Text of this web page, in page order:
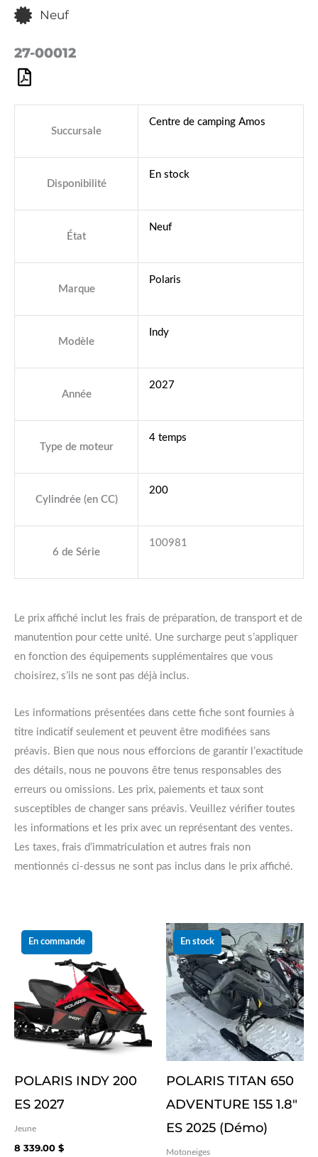
Neuf
27-00012
Succursale
Centre de camping Amos
Disponibilité
En stock
État
Neuf
Marque
Polaris
Modèle
Indy
Année
2027
Type de moteur
4 temps
Cylindrée (en CC)
200
6 de Série
100981
Le prix affiché inclut les frais de préparation, de transport et de
manutention pour cette unité. Une surcharge peut s’appliquer
en fonction des équipements supplémentaires que vous
choisirez, s’ils ne sont pas déjà inclus.
Les informations présentées dans cette fiche sont fournies à
titre indicatif seulement et peuvent être modifiées sans
préavis. Bien que nous nous efforcions de garantir l’exactitude
des détails, nous ne pouvons être tenus responsables des
erreurs ou omissions. Les prix, paiements et taux sont
susceptibles de changer sans préavis. Veuillez vérifier toutes
les informations et les prix avec un représentant des ventes.
Les taxes, frais d’immatriculation et autres frais non
mentionnés ci-dessus ne sont pas inclus dans le prix affiché.
En commande
POLARIS INDY 200
ES 2027
Jeune
8 339.00 $
En stock
POLARIS TITAN 650
ADVENTURE 155 1.8″
ES 2025 (Démo)
Motoneiges
Le
prix
initial
était :
23 139.00 $.
Le
prix
actuel
est :
17